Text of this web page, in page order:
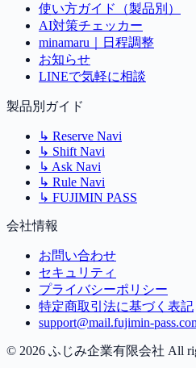
使い方ガイド（製品別）
AI対策チェッカー
minamaru｜日程調整
お知らせ
LINEで気軽に相談
製品別ガイド
↳ Reserve Navi
↳ Shift Navi
↳ Ask Navi
↳ Rule Navi
↳ FUJIMIN PASS
会社情報
お問い合わせ
セキュリティ
プライバシーポリシー
特定商取引法に基づく表記
support@mail.fujimin-
© 2026 ふじみ企業有限会社 All